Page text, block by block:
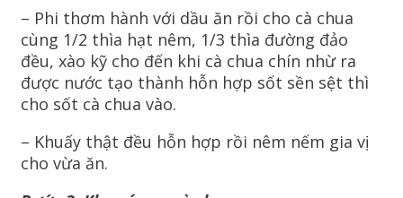
– Phi thơm hành với dầu ăn rồi cho cà chua
cùng 1/2 thìa hạt nêm, 1/3 thìa đường đảo
đều, xào kỹ cho đến khi cà chua chín nhừ ra
được nước tạo thành hỗn hợp sốt sền sệt thì
cho sốt cà chua vào.
– Khuấy thật đều hỗn hợp rồi nêm nếm gia vị
cho vừa ăn.